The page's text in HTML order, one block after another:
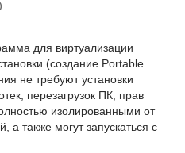
для виртуализации
(создание Portable
не требуют установки
перезагрузок ПК, прав
изолированными от
а также могут запускаться с